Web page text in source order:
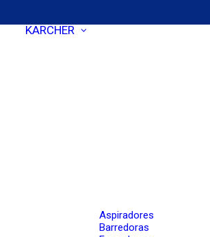
KARCHER
Aspiradores
Barredoras